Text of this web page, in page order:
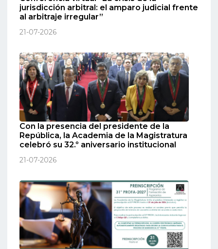
jurisdicción arbitral: el amparo judicial frente
al arbitraje irregular”
21-07-2026
Con la presencia del presidente de la
República, la Academia de la Magistratura
celebró su 32.º aniversario institucional
21-07-2026